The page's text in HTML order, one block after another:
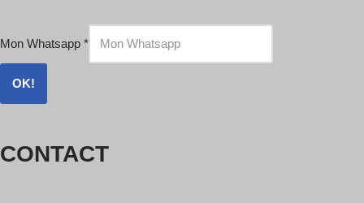
Mon Whatsapp *
OK!
CONTACT